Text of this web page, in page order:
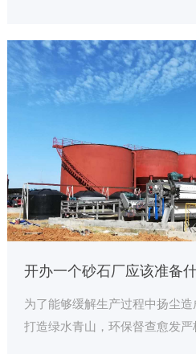
为了能够缓解生产过程中扬尘造
打造绿水青山，环保督查愈发